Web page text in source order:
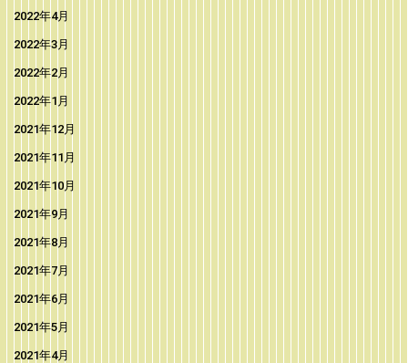
2022年4月
2022年3月
2022年2月
2022年1月
2021年12月
2021年11月
2021年10月
2021年9月
2021年8月
2021年7月
2021年6月
2021年5月
2021年4月